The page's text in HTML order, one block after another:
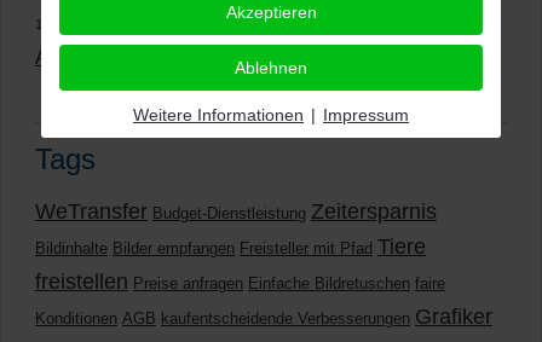
11.01.2026)
Alle Rezensionen ansehen |
Tags
WeTransfer Budget-Dienstleistung Zeitersparnis
Bildinhalte Bilder empfangen Freisteller mit Pfad Tiere
freistellen Preise anfragen Einfache Bildretuschen faire
Konditionen AGB kaufentscheidende Verbesserungen Grafiker
Akzeptieren
Ablehnen
Weitere Informationen | Impressum